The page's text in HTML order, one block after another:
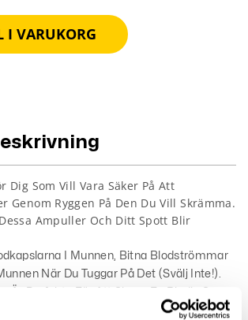
I VARUKORG
Dig Som Vill Vara Säker På Att
Genom Ryggen På Den Du Vill Skrämma.
Ampuller Och Ditt Spott Blir
I Munnen, Bitna Blodströmmar
När Du Tuggar På Det (svälj Inte!).
Eller Kul Med Blodkapslarna.